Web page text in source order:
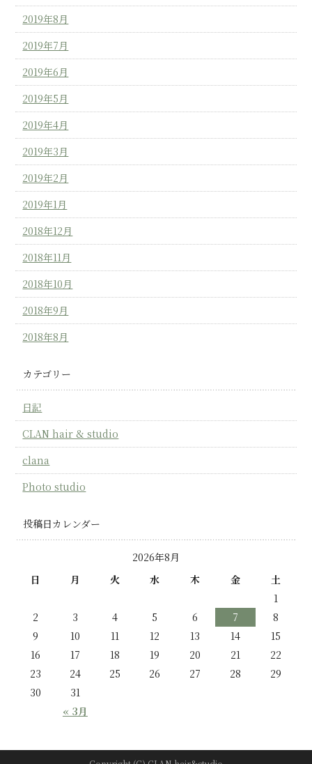
2019年8月
2019年7月
2019年6月
2019年5月
2019年4月
2019年3月
2019年2月
2019年1月
2018年12月
2018年11月
2018年10月
2018年9月
2018年8月
カテゴリー
日記
CLAN hair & studio
clana
Photo studio
投稿日カレンダー
2026年8月
日
月 火 水 木 金 土
« 3月
1
2
3 4 5 6 7
8
9
10 11 12 13 14
15
16
17 18 19 20 21
22
23
24 25 26 27 28
29
30
31